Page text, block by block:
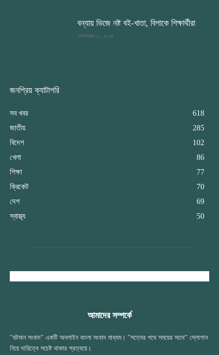
বন্যায় ভিজে নষ্ট বই-খাতা, বিপাকে শিক্ষার্থীরা
সেপ্টেম্বর ১৫, ২০২৪
জনপ্রিয় ক্যাটাগরি
সব খবর
618
জাতীয়
285
বিদেশ
102
খেলা
86
শিক্ষা
77
ক্রিকেট
70
দেশ
69
স্বাস্থ্য
50
আমাদের সম্পর্কে
"ঘটমান সংবাদ" একটি অনলাইন বাংলা সংবাদ মাধ্যম। "সত্যের পথে সময়ের সাথে" স্লোগান
নিয়ে দায়িত্বে সচেষ্ট থাকার প্রত্যয়ে।